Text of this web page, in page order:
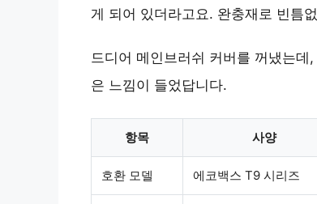
게 되어 있더라고요. 완충재로 빈틈
드디어 메인브러쉬 커버를 꺼냈는
은 느낌이 들었답니다.
항목 사양
호환 모델 에코백스 T9 시리즈